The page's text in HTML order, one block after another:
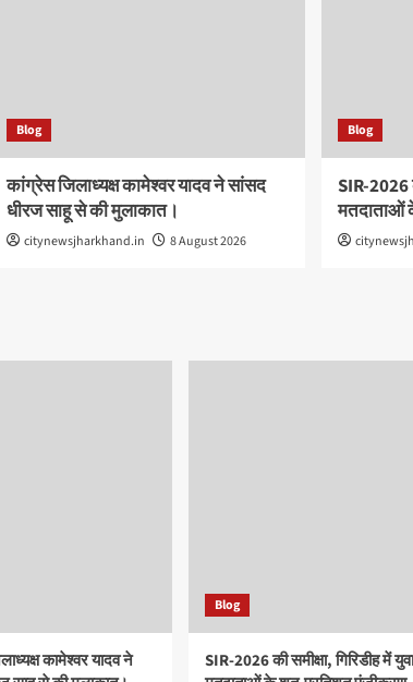
Blog
कांग्रेस जिलाध्यक्ष कामेश्वर यादव ने सांसद
धीरज साहू से की मुलाकात।
citynewsjharkhand.in 8 August 2026
Blog
SIR-2026
मतदाताओं
कामेश्वर यादव ने
Blog
SIR-2026 की समीक्षा, गिरिडीह में युवा